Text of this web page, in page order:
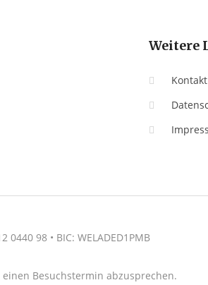
Weitere
Kontakt
98 • BIC: WELADED1PMB
Besuchstermin abzusprechen.